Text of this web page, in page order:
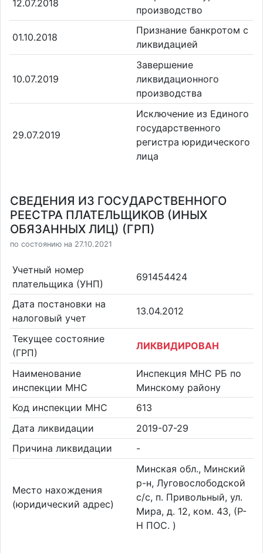
12.07.2018
производство
01.10.2018
Признание банкротом с
ликвидацией
10.07.2019
Завершение
ликвидационного
производства
29.07.2019
Исключение из Единого
государственного
регистра юридического
лица
СВЕДЕНИЯ ИЗ ГОСУДАРСТВЕННОГО
РЕЕСТРА ПЛАТЕЛЬЩИКОВ (ИНЫХ
ОБЯЗАННЫХ ЛИЦ) (ГРП)
по состоянию на 27.10.2021
Учетный номер
плательщика (УНП)
691454424
Дата постановки на
налоговый учет
13.04.2012
Текущее состояние
(ГРП)
ЛИКВИДИРОВАН
Наименование
инспекции МНС
Инспекция МНС РБ по
Минскому району
Код инспекции МНС
613
Дата ликвидации
2019-07-29
Причина ликвидации
-
Место нахождения
(юридический адрес)
Минская обл., Минский
р-н, Луговослободской
с/с, п. Привольный, ул.
Мира, д. 12, ком. 43, (Р-
Н ПОС. )